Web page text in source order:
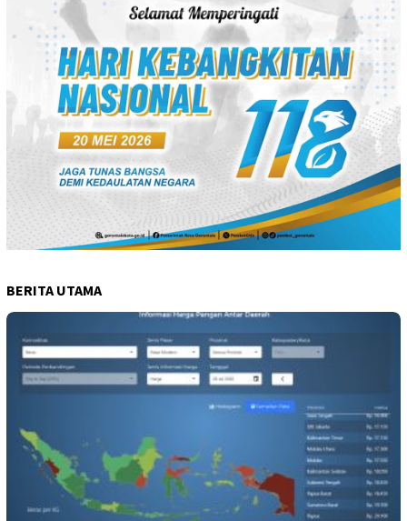
BERITA UTAMA